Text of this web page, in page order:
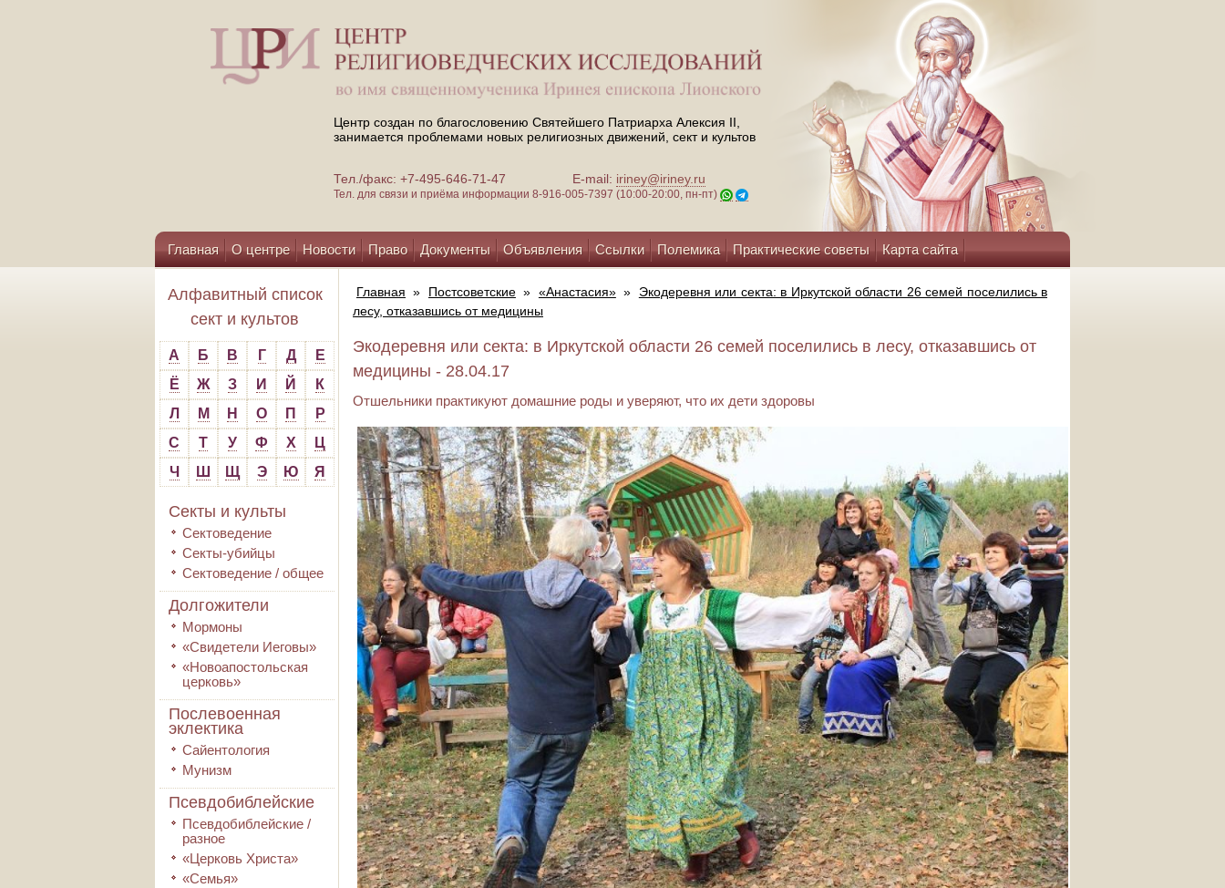
Центр создан по благословению Святейшего Патриарха Алексия II,
занимается проблемами новых религиозных движений, сект и культов
Тел./факс: +7-495-646-71-47 E-mail: iriney@iriney.ru
Тел. для связи и приёма информации 8-916-005-7397 (10:00-20:00, пн-пт)
Главная О центре Новости Право Документы Объявления Ссылки Полемика Практические советы Карта сайта
Помощь центру
Алфавитный список
сект и культов
А Б В Г Д
Е
Ё
Ж З И Й
К
Л
М Н О П
Р
С
Т У Ф Х
Ц
Ч
Ш Щ Э Ю Я
Секты и культы
Сектоведение
Секты-убийцы
Сектоведение / общее
Долгожители
Мормоны
«Свидетели Иеговы»
«Новоапостольская
церковь»
Послевоенная
эклектика
Сайентология
Мунизм
Псевдобиблейские
Псевдобиблейские /
разное
«Церковь Христа»
«Семья»
Главная » Постсоветские » «Анастасия» »
Экодеревня или секта: в Иркутской области 26 семей поселились в
лесу, отказавшись от медицины
Экодеревня или секта: в Иркутской области 26 семей поселились в лесу, отказавшись от
медицины - 28.04.17
Отшельники практикуют домашние роды и уверяют, что их дети здоровы